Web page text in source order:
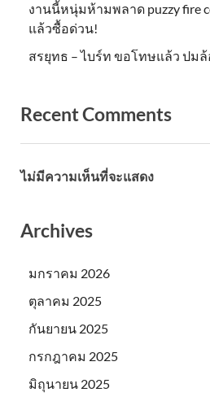
งานนี้หนุ่มห้ามพลาด puzzy fire
แล้วซื้อด่วน!
สรยุทธ – ไบร์ท ขอโทษแล้ว ปม
Recent Comments
ไม่มีความเห็นที่จะแสดง
Archives
มกราคม 2026
ตุลาคม 2025
กันยายน 2025
กรกฎาคม 2025
มิถุนายน 2025